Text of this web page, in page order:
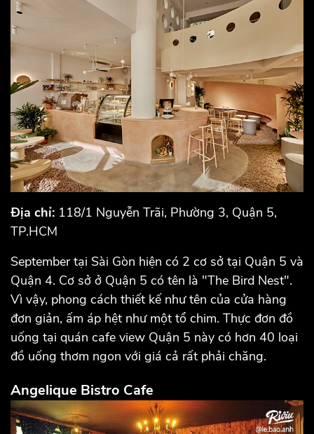
Địa chỉ: 118/1 Nguyễn Trãi, Phường 3, Quận 5,
TP.HCM
September tại Sài Gòn hiện có 2 cơ sở tại Quận 5 và
Quận 4. Cơ sở ở Quận 5 có tên là "The Bird Nest".
Vì vậy, phong cách thiết kế như tên của cửa hàng
đơn giản, ấm áp hệt như một tổ chim. Thực đơn đồ
uống tại quán cafe view Quận 5 này có hơn 40 loại
đồ uống thơm ngon với giá cả rất phải chăng.
Angelique Bistro Cafe